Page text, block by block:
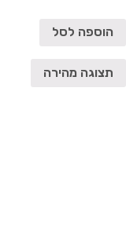
הוספה לסל
תצוגה מהירה